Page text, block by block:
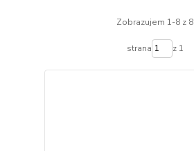
Zobrazujem 1-8 z 8
strana z 1